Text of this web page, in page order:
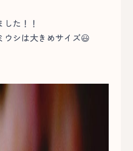
た！！
ウシは大きめサイズ😃